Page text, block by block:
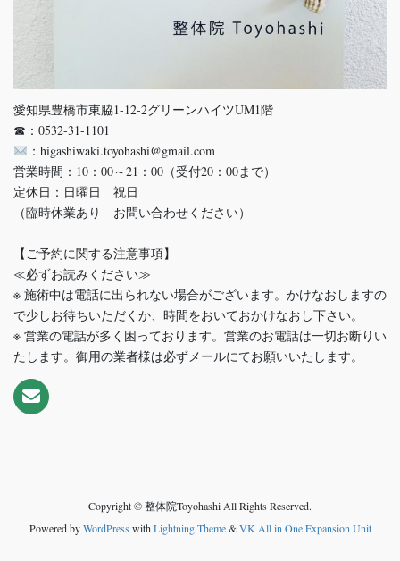
愛知県豊橋市東脇1-12-2グリーンハイツUM1階
☎：0532-31-1101
：higashiwaki.toyohashi@gmail.com
営業時間：10：00～21：00（受付20：00まで）
定休日：日曜日 祝日
（臨時休業あり お問い合わせください）
【ご予約に関する注意事項】
≪必ずお読みください≫
※ 施術中は電話に出られない場合がございます。かけなおしますの
で少しお待ちいただくか、時間をおいておかけなおし下さい。
※ 営業の電話が多く困っております。営業のお電話は一切お断りい
たします。御用の業者様は必ずメールにてお願いいたします。
Copyright © 整体院Toyohashi All Rights Reserved.
Powered byWordPress withLightning Theme&VK All in One Expansion Unit